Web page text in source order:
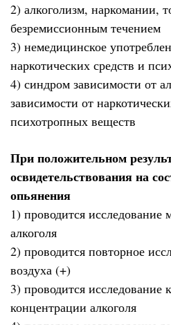
2) алкоголизм, наркомании,
безремиссионным течением
3) немедицинское
наркотических средств и
4) синдром зависимости от
зависимости от
психотропных веществ
При положительном
освидетельствования на
опьянения
1) проводится исследование
алкоголя
2) проводится повторное
воздуха (+)
3) проводится исследование
концентрации алкоголя